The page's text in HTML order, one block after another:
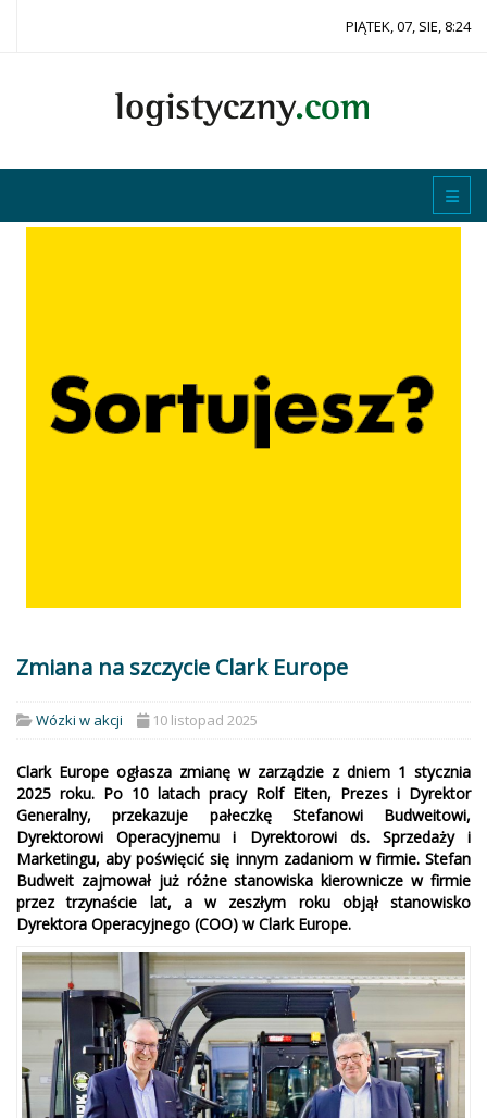
PIĄTEK, 07, SIE, 8:24
Zmiana na szczycie Clark Europe
Wózki w akcji 10 listopad 2025
Clark Europe ogłasza zmianę w zarządzie z dniem 1 stycznia
2025 roku. Po 10 latach pracy Rolf Eiten, Prezes i Dyrektor
Generalny, przekazuje pałeczkę Stefanowi Budweitowi,
Dyrektorowi Operacyjnemu i Dyrektorowi ds. Sprzedaży i
Marketingu, aby poświęcić się innym zadaniom w firmie. Stefan
Budweit zajmował już różne stanowiska kierownicze w firmie
przez trzynaście lat, a w zeszłym roku objął stanowisko
Dyrektora Operacyjnego (COO) w Clark Europe.